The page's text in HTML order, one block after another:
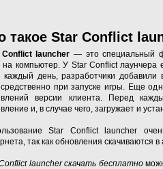
такое Star Conflict
launcher — это специальный
на компьютер. У Star Conflict лаунчера
каждый день, разработчики
при запуске игры. Еще
версии клиента. Перед
и, в случае чего, загружает и
Star Conflict launcher
так как обновления скачиваются
launcher скачать бесплатно